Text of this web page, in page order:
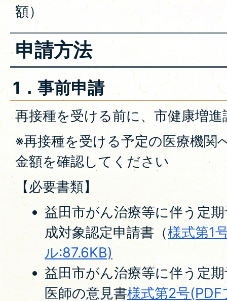
額）
申請方法
1．事前申請
再接種を受ける前に、市健康増
※再接種を受ける予定の医療機関
金額を確認してください
【必要書類】
益田市がん治療等に伴う定
成対象認定申請書（様式第1
ル:87.6KB)
益田市がん治療等に伴う定
医師の意見書様式第2号